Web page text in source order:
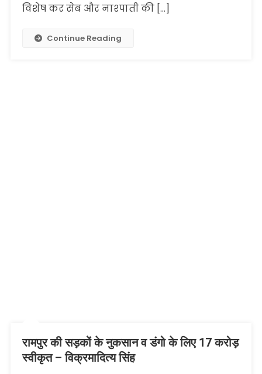
विशेष कर सेब और नाश्पाती की […]
Continue Reading
रामपुर की सड़कों के नुकसान व डंगो के लिए 17 करोड़
स्वीकृत – विक्रमादित्य सिंह